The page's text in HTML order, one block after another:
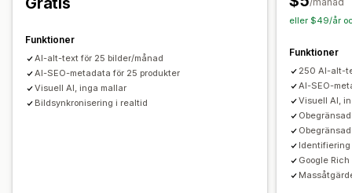
Funktioner
AI-alt-text för 25 bilder/månad
AI-SEO-metadata för 25 produkter
Visuell AI, inga mallar
Bildsynkronisering i realtid
eller $49/år
Funktioner
250 AI-alt-
AI-SEO-
Visuell AI,
Google